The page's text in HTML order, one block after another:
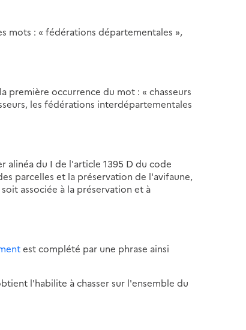
mots : « fédérations départementales »,
première occurrence du mot : « chasseurs
les fédérations interdépartementales
alinéa du I de l'article 1395 D du code
parcelles et la préservation de l'avifaune,
associée à la préservation et à
est complété par une phrase ainsi
l'habilite à chasser sur l'ensemble du